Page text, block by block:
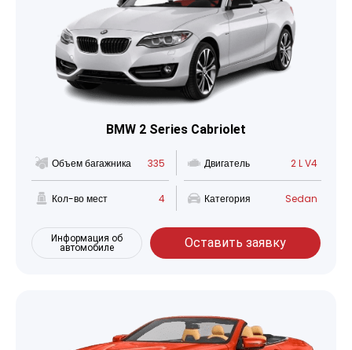
BMW 2 Series Cabriolet
Объем багажника 335 Двигатель 2 L V4
Кол-во мест 4 Категория Sedan
Информация об
автомобиле
Оставить заявку